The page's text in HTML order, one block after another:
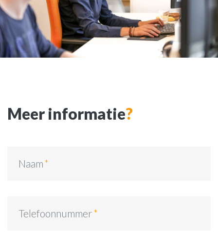
Meer informatie?
Naam
Telefoonnummer